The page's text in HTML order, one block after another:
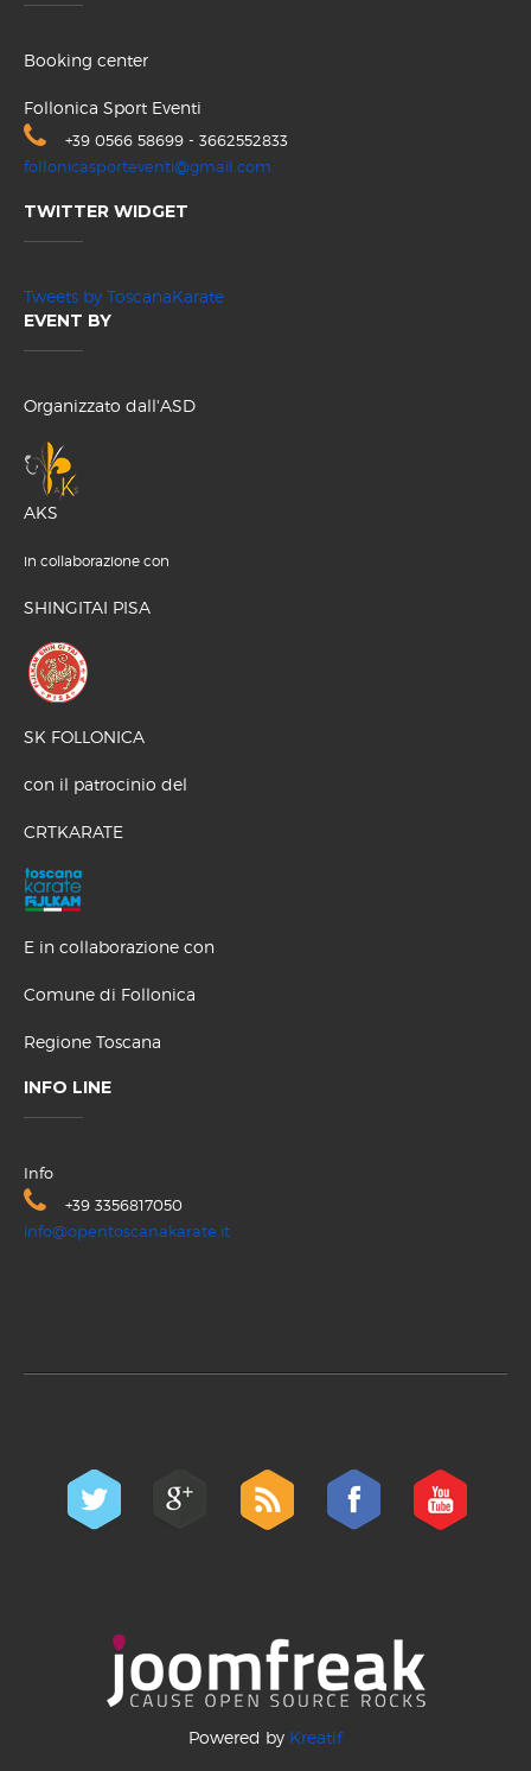
Booking center
Follonica Sport Eventi
+39 0566 58699 - 3662552833
follonicasporteventi@gmail.com
TWITTER WIDGET
Tweets by ToscanaKarate
EVENT BY
Organizzato dall'ASD
AKS
in collaborazione con
SHINGITAI PISA
SK FOLLONICA
con il patrocinio del
CRTKARATE
E in collaborazione con
Comune di Follonica
Regione Toscana
INFO LINE
Info
+39 3356817050
info@opentoscanakarate.it
Powered by Kreatif